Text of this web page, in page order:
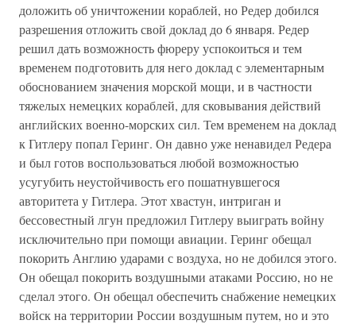
доложить об уничтожении кораблей, но Редер добился
разрешения отложить свой доклад до 6 января. Редер
решил дать возможность фюреру успокоиться и тем
временем подготовить для него доклад с элементарным
обоснованием значения морской мощи, и в частности
тяжелых немецких кораблей, для сковывания действий
английских военно-морских сил. Тем временем на доклад
к Гитлеру попал Геринг. Он давно уже ненавидел Редера
и был готов воспользоваться любой возможностью
усугубить неустойчивость его пошатнувшегося
авторитета у Гитлера. Этот хвастун, интриган и
бессовестный лгун предложил Гитлеру выиграть войну
исключительно при помощи авиации. Геринг обещал
покорить Англию ударами с воздуха, но не добился этого.
Он обещал покорить воздушными атаками Россию, но не
сделал этого. Он обещал обеспечить снабжение немецких
войск на территории России воздушным путем, но и это